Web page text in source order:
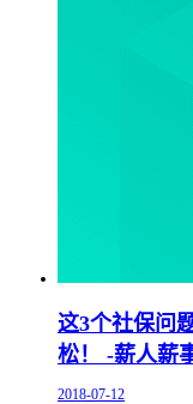
这3个社保问
松！ -薪人薪
2018-07-12